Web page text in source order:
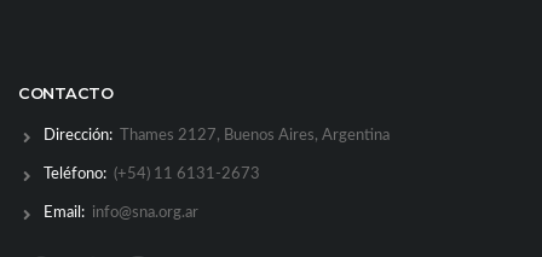
CONTACTO
Dirección: Thames 2127, Buenos Aires, Argentina
Teléfono: (+54) 11 6131-2673
Email: info@sna.org.ar